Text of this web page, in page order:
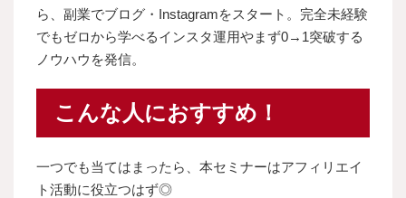
ら、副業でブログ・Instagramをスタート。完全未経験
でもゼロから学べるインスタ運用やまず0→1突破する
ノウハウを発信。
こんな人におすすめ！
一つでも当てはまったら、本セミナーはアフィリエイ
ト活動に役立つはず◎